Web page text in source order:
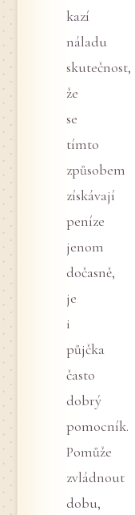
kazí
náladu
skutečnost,
že
se
tímto
způsobem
získávají
peníze
jenom
dočasně,
je
i
půjčka
často
dobrý
pomocník.
Pomůže
zvládnout
dobu,